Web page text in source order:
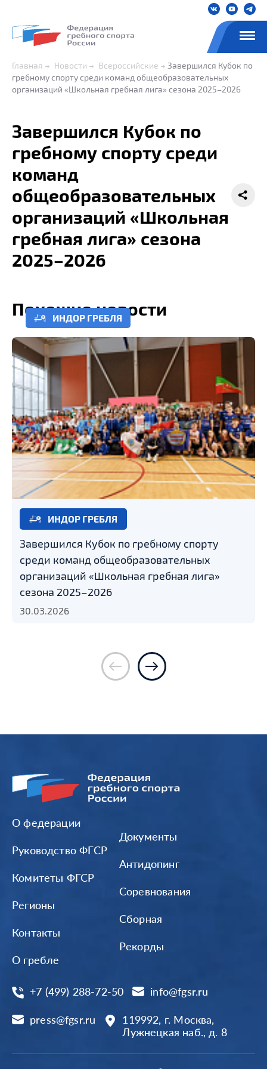
Главная Новости Всероссийские
Завершился Кубок по
гребному спорту среди команд общеобразовательных
организаций «Школьная гребная лига» сезона 2025–2026
Завершился Кубок по
гребному спорту среди
команд
общеобразовательных
организаций «Школьная
гребная лига» сезона
2025–2026
ИНДОР ГРЕБЛЯ
Похожие новости
ИНДОР ГРЕБЛЯ
Завершился Кубок по гребному спорту
среди команд общеобразовательных
организаций «Школьная гребная лига»
сезона 2025–2026
30.03.2026
О федерации
Руководство ФГСР
Комитеты ФГСР
Регионы
Контакты
О гребле
Документы
Антидопинг
Соревнования
Сборная
Рекорды
+7 (499) 288-72-50 info@fgsr.ru
press@fgsr.ru
119992, г. Москва,
Лужнецкая наб., д. 8